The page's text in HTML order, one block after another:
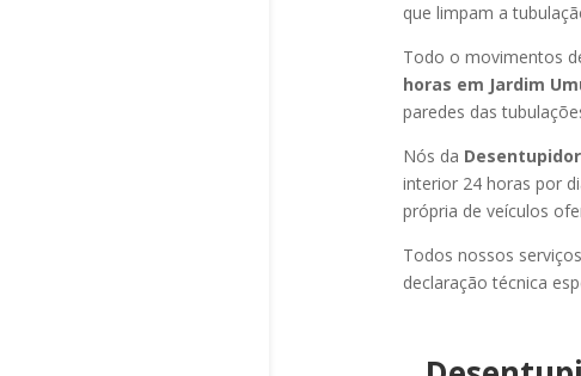
que limpam a
Todo o movimentos
horas em Jardim
paredes das
Nós da
interior 24 horas por
própria de veículos
Todos nossos
declaração técnica